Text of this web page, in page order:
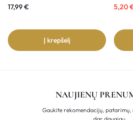
17,99€
Į krepšelį
5,20
NAUJIENŲ
Gaukite rekomendacijų, patarimų,